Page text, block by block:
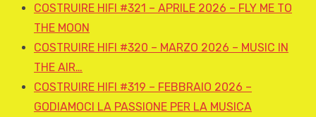
COSTRUIRE HIFI #321 – APRILE 2026 – FLY ME TO
THE MOON
COSTRUIRE HIFI #320 – MARZO 2026 – MUSIC IN
THE AIR…
COSTRUIRE HIFI #319 – FEBBRAIO 2026 –
GODIAMOCI LA PASSIONE PER LA MUSICA